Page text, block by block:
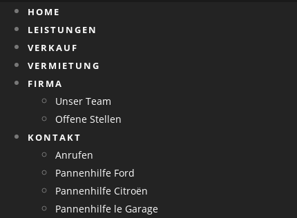
HOME
LEISTUNGEN
VERKAUF
VERMIETUNG
FIRMA
Unser Team
Offene Stellen
KONTAKT
Anrufen
Pannenhilfe Ford
Pannenhilfe Citroën
Pannenhilfe le Garage